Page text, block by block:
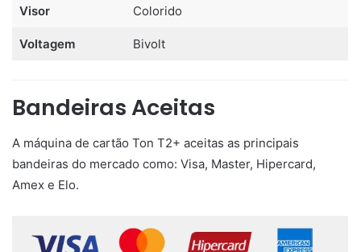
Visor Colorido
Voltagem Bivolt
Bandeiras Aceitas
A máquina de cartão Ton T2+ aceitas as principais
bandeiras do mercado como: Visa, Master, Hipercard,
Amex e Elo.